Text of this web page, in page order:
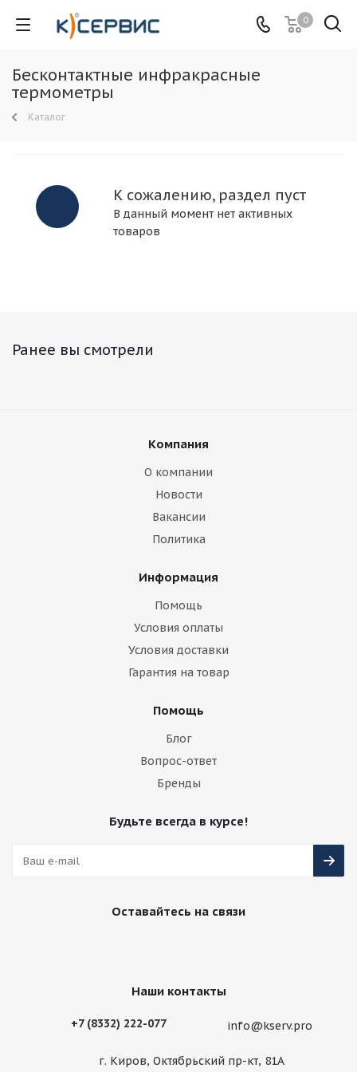
0
Бесконтактные инфракрасные
термометры
Каталог
К сожалению, раздел пуст
В данный момент нет активных
товаров
Ранее вы смотрели
Компания
О компании
Новости
Вакансии
Политика
Информация
Помощь
Условия оплаты
Условия доставки
Гарантия на товар
Помощь
Блог
Вопрос-ответ
Бренды
Будьте всегда в курсе!
Оставайтесь на связи
Наши контакты
+7 (8332) 222-077 info@kserv.pro
г. Киров, Октябрьский пр-кт, 81А